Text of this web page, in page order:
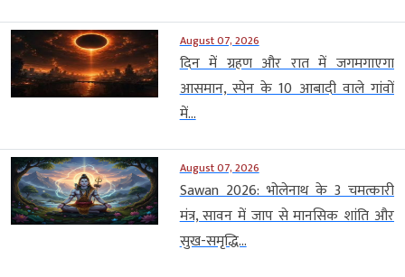
August 07, 2026
दिन में ग्रहण और रात में जगमगाएगा
आसमान, स्पेन के 10 आबादी वाले गांवों
में...
August 07, 2026
Sawan 2026: भोलेनाथ के 3 चमत्कारी
मंत्र, सावन में जाप से मानसिक शांति और
सुख-समृद्धि...